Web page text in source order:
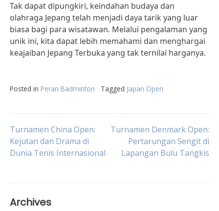
Tak dapat dipungkiri, keindahan budaya dan
olahraga Jepang telah menjadi daya tarik yang luar
biasa bagi para wisatawan. Melalui pengalaman yang
unik ini, kita dapat lebih memahami dan menghargai
keajaiban Jepang Terbuka yang tak ternilai harganya.
Posted in Peran Badminton Tagged Japan Open
Post
navigation
Turnamen China Open:
Kejutan dan Drama di
Dunia Tenis Internasional
Turnamen Denmark Open:
Pertarungan Sengit di
Lapangan Bulu Tangkis
Archives